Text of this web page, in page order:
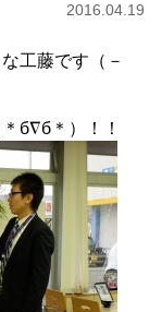
2016.04.19
工藤です（－
б∇б＊）！！